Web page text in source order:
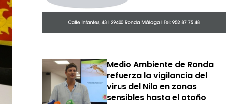
Medio Ambiente de Ronda
refuerza la vigilancia del
virus del Nilo en zonas
sensibles hasta el otoño